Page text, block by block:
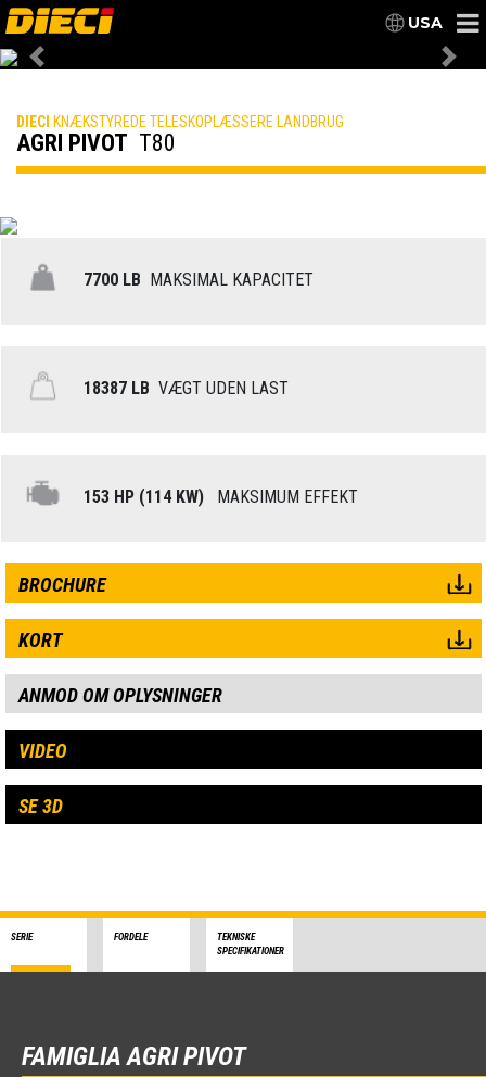
USA
Previous
DIECI KNÆKSTYREDE TELESKOPLÆSSERE LANDBRUG
AGRI PIVOT T80
7700 LB MAKSIMAL KAPACITET
18387 LB VÆGT UDEN LAST
153 HP (114 KW) MAKSIMUM EFFEKT
BROCHURE
KORT
ANMOD OM OPLYSNINGER
VIDEO
SE 3D
SERIE FORDELE
TEKNISKE
SPECIFIKATIONER
FAMIGLIA AGRI PIVOT